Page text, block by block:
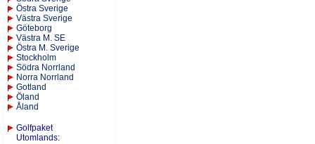
Östra Sverige
Västra Sverige
Göteborg
Västra M. SE
Östra M. Sverige
Stockholm
Södra Norrland
Norra Norrland
Gotland
Öland
Åland
Golfpaket
Utomlands: